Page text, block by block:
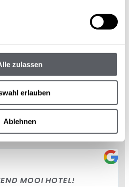
zulassen
erlauben
Ablehnen
gasten
MOOI HOTEL!